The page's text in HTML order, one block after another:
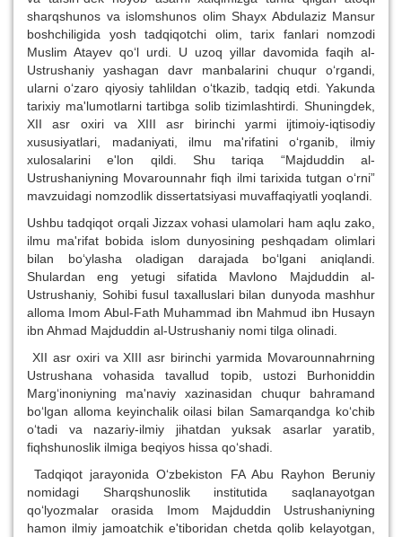
sharqshunos va islomshunos olim Shayx Abdulaziz Mansur
boshchiligida yosh tadqiqotchi olim, tarix fanlari nomzodi
Muslim Atayev qo‘l urdi. U uzoq yillar davomida faqih al-
Ustrushaniy yashagan davr manbalarini chuqur o‘rgandi,
ularni o‘zaro qiyosiy tahlildan o‘tkazib, tadqiq etdi. Yakunda
tarixiy ma'lumotlarni tartibga solib tizimlashtirdi. Shuningdek,
XII asr oxiri va XIII asr birinchi yarmi ijtimoiy-iqtisodiy
xususiyatlari, madaniyati, ilmu ma'rifatini o‘rganib, ilmiy
xulosalarini e'lon qildi. Shu tariqa “Majduddin al-
Ustrushaniyning Movarounnahr fiqh ilmi tarixida tutgan o‘rni”
mavzuidagi nomzodlik dissertatsiyasi muvaffaqiyatli yoqlandi.
Ushbu tadqiqot orqali Jizzax vohasi ulamolari ham aqlu zako,
ilmu ma'rifat bobida islom dunyosining peshqadam olimlari
bilan bo‘ylasha oladigan darajada bo‘lgani aniqlandi.
Shulardan eng yetugi sifatida Mavlono Majduddin al-
Ustrushaniy, Sohibi fusul taxalluslari bilan dunyoda mashhur
alloma Imom Abul-Fath Muhammad ibn Mahmud ibn Husayn
ibn Ahmad Majduddin al-Ustrushaniy nomi tilga olinadi.
XII asr oxiri va XIII asr birinchi yarmida Movarounnahrning
Ustrushana vohasida tavallud topib, ustozi Burhoniddin
Marg‘inoniyning ma'naviy xazinasidan chuqur bahramand
bo‘lgan alloma keyinchalik oilasi bilan Samarqandga ko‘chib
o‘tadi va nazariy-ilmiy jihatdan yuksak asarlar yaratib,
fiqhshunoslik ilmiga beqiyos hissa qo‘shadi.
Tadqiqot jarayonida O‘zbekiston FA Abu Rayhon Beruniy
nomidagi Sharqshunoslik institutida saqlanayotgan
qo‘lyozmalar orasida Imom Majduddin Ustrushaniyning
hamon ilmiy jamoatchik e'tiboridan chetda qolib kelayotgan,